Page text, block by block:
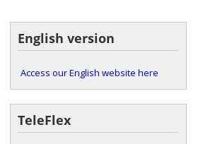
English version
Access our English website here
TeleFlex